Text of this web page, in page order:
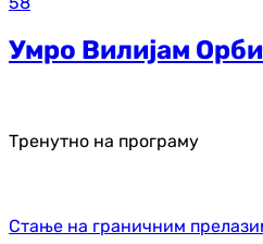
Умро Вилијам
Тренутно на програму
Стање на граничним